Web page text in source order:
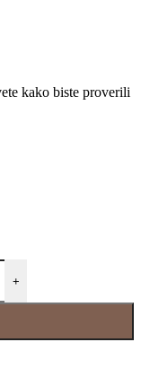
kako biste proverili
+